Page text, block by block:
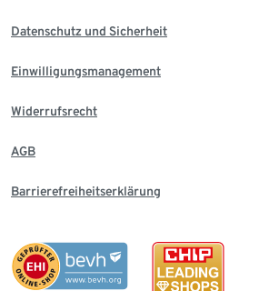
Datenschutz und Sicherheit
Einwilligungsmanagement
Widerrufsrecht
AGB
Barrierefreiheitserklärung